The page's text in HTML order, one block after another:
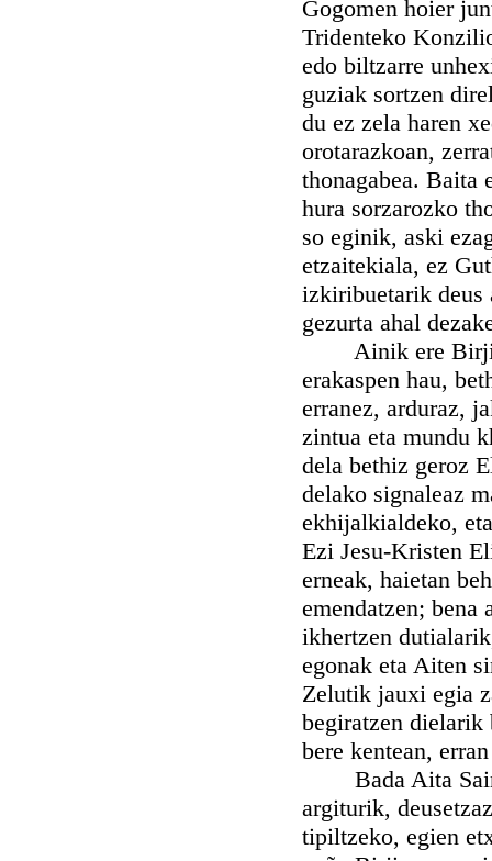
Gogomen hoier
Tridenteko
edo biltzarre
guziak sortzen
du ez zela haren
orotarazkoan,
thonagabea. Baita
hura sorzarozko
so eginik, aski
etzaitekiala, ez
izkiribuetarik deus
gezurta ahal
Ainik ere Birjina
erakaspen hau,
erranez, arduraz,
zintua eta mundu
dela bethiz geroz
delako signaleaz
ekhijalkialdeko,
Ezi Jesu-Kristen
erneak, haietan
emendatzen;
ikhertzen
egonak eta Aiten
Zelutik jauxi egia
begiratzen dielarik
bere kentean,
Bada Aita
argiturik,
tipiltzeko, egien